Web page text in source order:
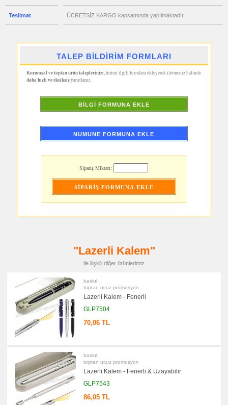
Teslimat ÜCRETSİZ KARGO kapsamında yapılmaktadır
TALEP BİLDİRİM FORMLARI
Kurumsal ve toptan ürün taleplerinizi, ürünü ilgili formlara ekleyerek iletmeniz halinde
daha hızlı ve eksiksizyanıtlanır.
BİLGİ FORMUNA EKLE
NUMUNE FORMUNA EKLE
Sipariş Miktarı:
"Lazerli Kalem"
ile ilişkili diğer ürünlerimiz
baskılı
toptan ucuz promosyon
Lazerli Kalem - Fenerli
GLP7504
70,06 TL
baskılı
toptan ucuz promosyon
Lazerli Kalem - Fenerli & Uzayabilir
GLP7543
86,05 TL
promosyon
&
Termos
Dönüşümlü
promosyon
Makinesi
promosyon
Aynası
Çakı
promosyon
Masa
Çanta
Askısı
promosyon
PowerBank
&
promosyon
Flash
Bellek
promosyon
Saat
promosyon
Kalem